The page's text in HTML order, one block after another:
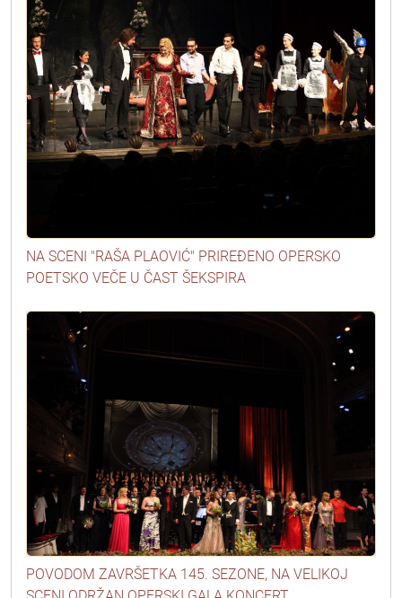
NA SCENI "RAŠA PLAOVIĆ" PRIREĐENO OPERSKO
POETSKO VEČE U ČAST ŠEKSPIRA
POVODOM ZAVRŠETKA 145. SEZONE, NA VELIKOJ